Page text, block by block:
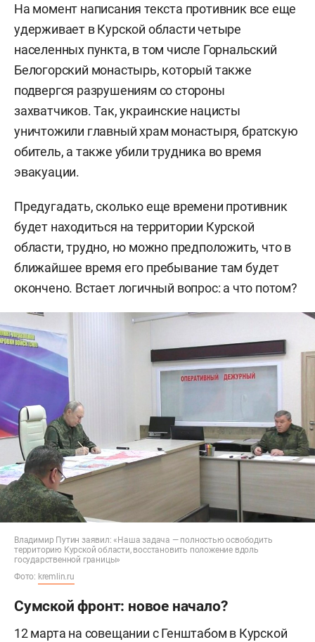
На момент написания текста противник все еще
удерживает в Курской области четыре
населенных пункта, в том числе Горнальский
Белогорский монастырь, который также
подвергся разрушениям со стороны
захватчиков. Так, украинские нацисты
уничтожили главный храм монастыря, братскую
обитель, а также убили трудника во время
эвакуации.
Предугадать, сколько еще времени противник
будет находиться на территории Курской
области, трудно, но можно предположить, что в
ближайшее время его пребывание там будет
окончено. Встает логичный вопрос: а что потом?
Владимир Путин заявил: «Наша задача — полностью освободить
территорию Курской области, восстановить положение вдоль
государственной границы»
Фото: kremlin.ru
Сумской фронт: новое начало?
12 марта на совещании с Генштабом в Курской